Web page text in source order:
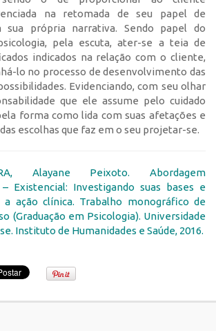
na retomada de seu papel de
sua própria narrativa. Sendo papel do
pela escuta, ater-se a teia de
indicados na relação com o cliente,
lo no processo de desenvolvimento das
Evidenciando, com seu olhar
que ele assume pelo cuidado
forma como lida com suas afetações e
escolhas que faz em o seu projetar-se.
Alayane Peixoto. Abordagem
– Existencial: Investigando suas bases e
a ação clínica. Trabalho monográfico de
(Graduação em Psicologia). Universidade
Instituto de Humanidades e Saúde, 2016.